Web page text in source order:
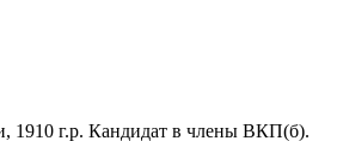
1910 г.р. Кандидат в члены ВКП(б).